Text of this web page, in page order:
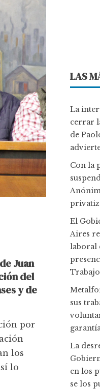
Juan
del
y de
por
los
lo
LAS
La
cerrar
de
Con la
El
Aires
laboral
Trabajo
sus
La
en los
se los